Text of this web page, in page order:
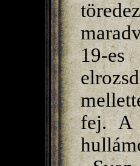
19-
fej. A